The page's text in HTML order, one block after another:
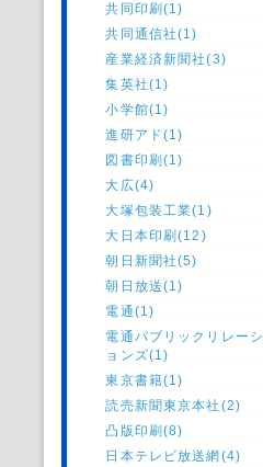
共同印刷(1)
共同通信社(1)
産業経済新聞社(3)
集英社(1)
小学館(1)
進研アド(1)
図書印刷(1)
大広(4)
大塚包装工業(1)
大日本印刷(12)
朝日新聞社(5)
朝日放送(1)
電通(1)
電通パブリックリレーシ
ョンズ(1)
東京書籍(1)
読売新聞東京本社(2)
凸版印刷(8)
日本テレビ放送網(4)